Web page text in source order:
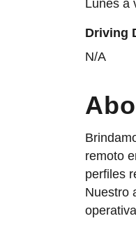
Lunes a
Driving
N/A
remoto
perfiles
Nuestro